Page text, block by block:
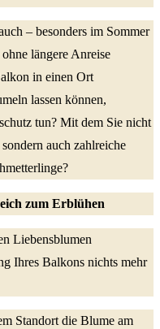
– besonders im Sommer
längere Anreise
in einen Ort
lassen können,
tun? Mit dem Sie nicht
auch zahlreiche
zum Erblühen
Liebensblumen
Ihres Balkons nichts mehr
Standort die Blume am